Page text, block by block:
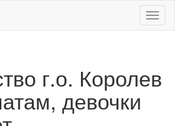
г.о. Королев
девочки